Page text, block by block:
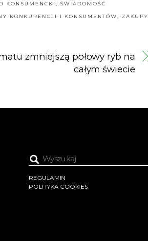
KONSUMENCKI , ŚWIADOMOŚĆ
KONKURENCJI I KONSUMENTÓW, ZAKUPY
zmniejszą połowy ryb na
całym świecie
REGULAMIN
POLITYKA COOKIES